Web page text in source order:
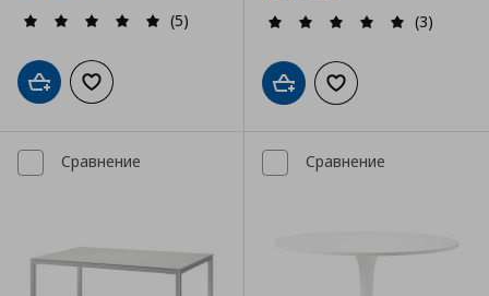
(5)
Добави в кошницата
Добави към списъка с любими
(3)
Добави в кошницата
Добави към
Сравнение Сравнение